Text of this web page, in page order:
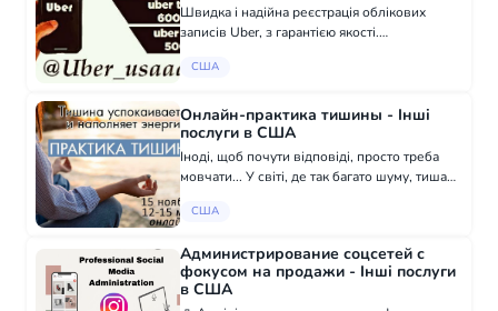
Швидка і надійна реєстрація облікових
записів Uber, з гарантією якості.
отримання облікового запису. Всі страховки
Eats,...
США
Онлайн-практика тишины - Інші
послуги в США
Іноді, щоб почути відповіді, просто треба
мовчати... У світі, де так багато шуму, тиша
зустрічаєтеся з собою - справжніми. 🕊 15
США
Администрирование соцсетей с
фокусом на продажи - Інші послуги
в США